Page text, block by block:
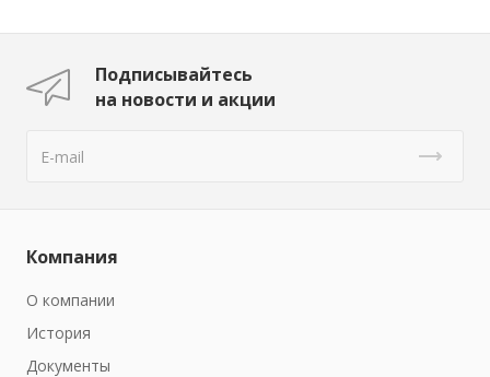
Подписывайтесь
на новости и акции
Компания
О компании
История
Документы